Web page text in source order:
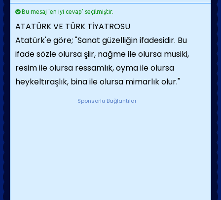
Bu mesaj 'en iyi cevap' seçilmiştir.
ATATÜRK VE TÜRK TİYATROSU
Atatürk'e göre; "Sanat güzelliğin ifadesidir. Bu
ifade sözle olursa şiir, nağme ile olursa musiki,
resim ile olursa ressamlık, oyma ile olursa
heykeltıraşlık, bina ile olursa mimarlık olur."
Sponsorlu Bağlantılar